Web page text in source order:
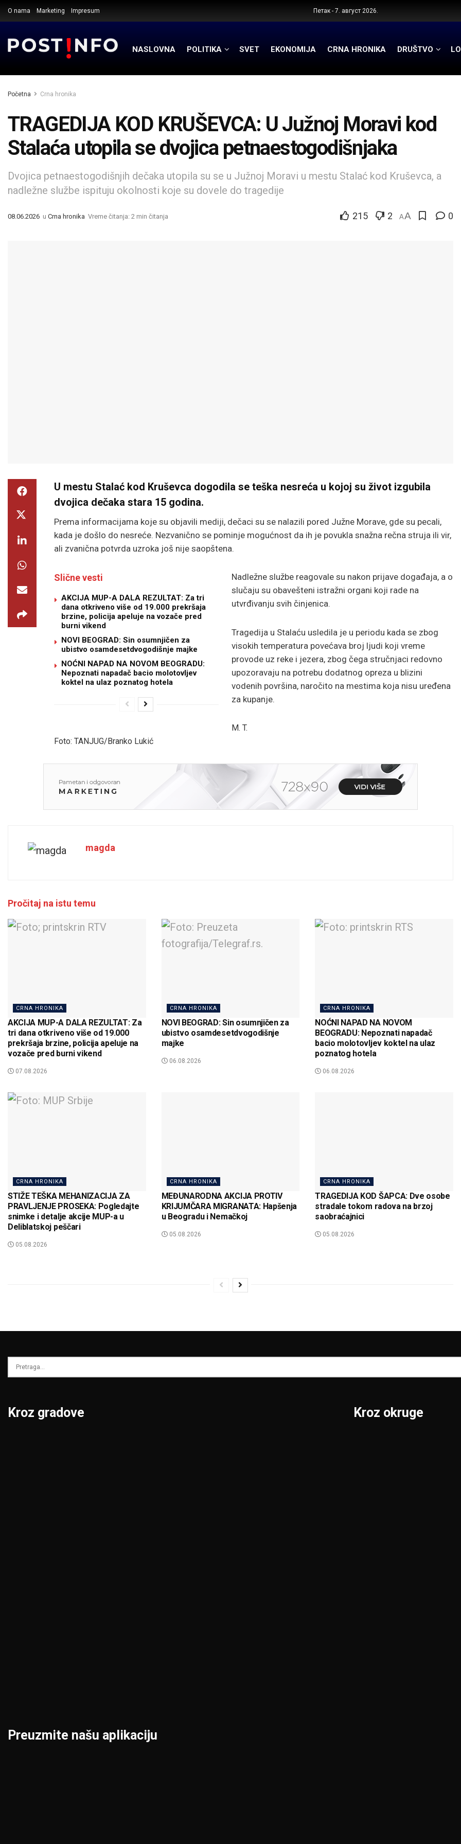
O nama Marketing Impresum Петак - 7. август 2026.
NASLOVNA POLITIKA SVET EKONOMIJA CRNA HRONIKA DRUŠTVO
Početna Crna hronika
TRAGEDIJA KOD KRUŠEVCA: U Južnoj Moravi kod
Stalaća utopila se dvojica petnaestogodišnjaka
Dvojica petnaestogodišnjih dečaka utopila su se u Južnoj Moravi u mestu Stalać kod Kruševca, a
nadležne službe ispituju okolnosti koje su dovele do tragedije
08.06.2026 u Crna hronika Vreme čitanja: 2 min čitanja 215 2 AA 0
U mestu Stalać kod Kruševca dogodila se teška nesreća u kojoj su život izgubila
dvojica dečaka stara 15 godina.
Prema informacijama koje su objavili mediji, dečaci su se nalazili pored Južne Morave, gde su pecali,
kada je došlo do nesreće. Nezvanično se pominje mogućnost da ih je povukla snažna rečna struja ili vir,
ali zvanična potvrda uzroka još nije saopštena.
Slične vesti
AKCIJA MUP-A DALA REZULTAT: Za tri
dana otkriveno više od 19.000 prekršaja
brzine, policija apeluje na vozače pred
burni vikend
NOVI BEOGRAD: Sin osumnjičen za
ubistvo osamdesetdvogodišnje majke
NOĆNI NAPAD NA NOVOM BEOGRADU:
Nepoznati napadač bacio molotovljev
koktel na ulaz poznatog hotela
Nadležne službe reagovale su nakon prijave događaja, a o
slučaju su obavešteni istražni organi koji rade na
utvrđivanju svih činjenica.
Tragedija u Stalaću usledila je u periodu kada se zbog
visokih temperatura povećava broj ljudi koji vreme
provode uz reke i jezera, zbog čega stručnjaci redovno
upozoravaju na potrebu dodatnog opreza u blizini
vodenih površina, naročito na mestima koja nisu uređena
za kupanje.
M. T.
Foto: TANJUG/Branko Lukić
magda
Pročitaj na istu temu
CRNA HRONIKA
AKCIJA MUP-A DALA REZULTAT: Za
tri dana otkriveno više od 19.000
prekršaja brzine, policija apeluje na
vozače pred burni vikend
07.08.2026
CRNA HRONIKA
NOVI BEOGRAD: Sin osumnjičen za
ubistvo osamdesetdvogodišnje
majke
06.08.2026
CRNA HRONIKA
NOĆNI NAPAD NA NOVOM
BEOGRADU: Nepoznati napadač
bacio molotovljev koktel na ulaz
poznatog hotela
06.08.2026
CRNA HRONIKA
STIŽE TEŠKA MEHANIZACIJA ZA
PRAVLJENJE PROSEKA: Pogledajte
snimke i detalje akcije MUP-a u
Deliblatskoj peščari
05.08.2026
CRNA HRONIKA
MEĐUNARODNA AKCIJA PROTIV
KRIJUMČARA MIGRANATA: Hapšenja
u Beogradu i Nemačkoj
05.08.2026
CRNA HRONIKA
TRAGEDIJA KOD ŠAPCA: Dve osobe
stradale tokom radova na brzoj
saobraćajnici
05.08.2026
Kroz gradove
Preuzmite našu aplikaciju
Kroz okruge